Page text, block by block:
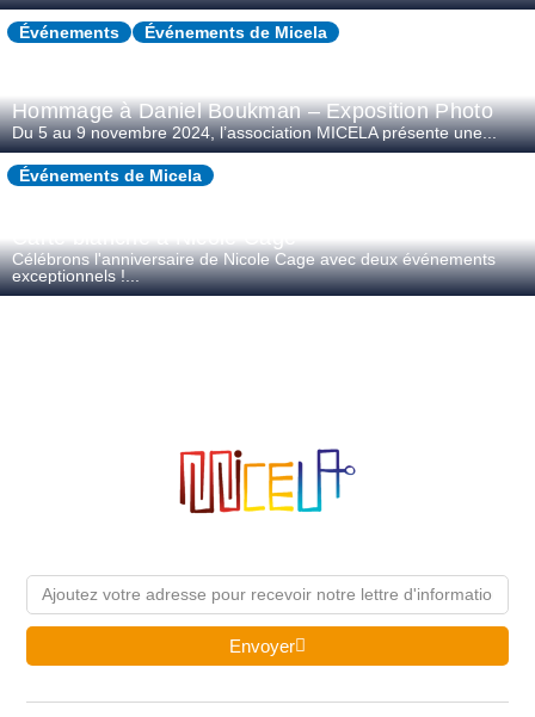
Événements Événements de Micela
Hommage à Daniel Boukman – Exposition Photo
Du 5 au 9 novembre 2024, l’association MICELA présente une...
Événements de Micela
Célébrons l'anniversaire de Nicole Cage avec deux événements
exceptionnels !...
Email
Envoyer